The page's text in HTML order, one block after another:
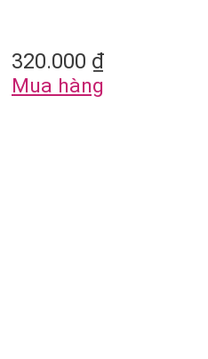
320.000 ₫
Mua hàng